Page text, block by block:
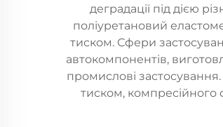
деградації під дією
поліуретановий
тиском. Сфери
автокомпонентів,
промислові
тиском,